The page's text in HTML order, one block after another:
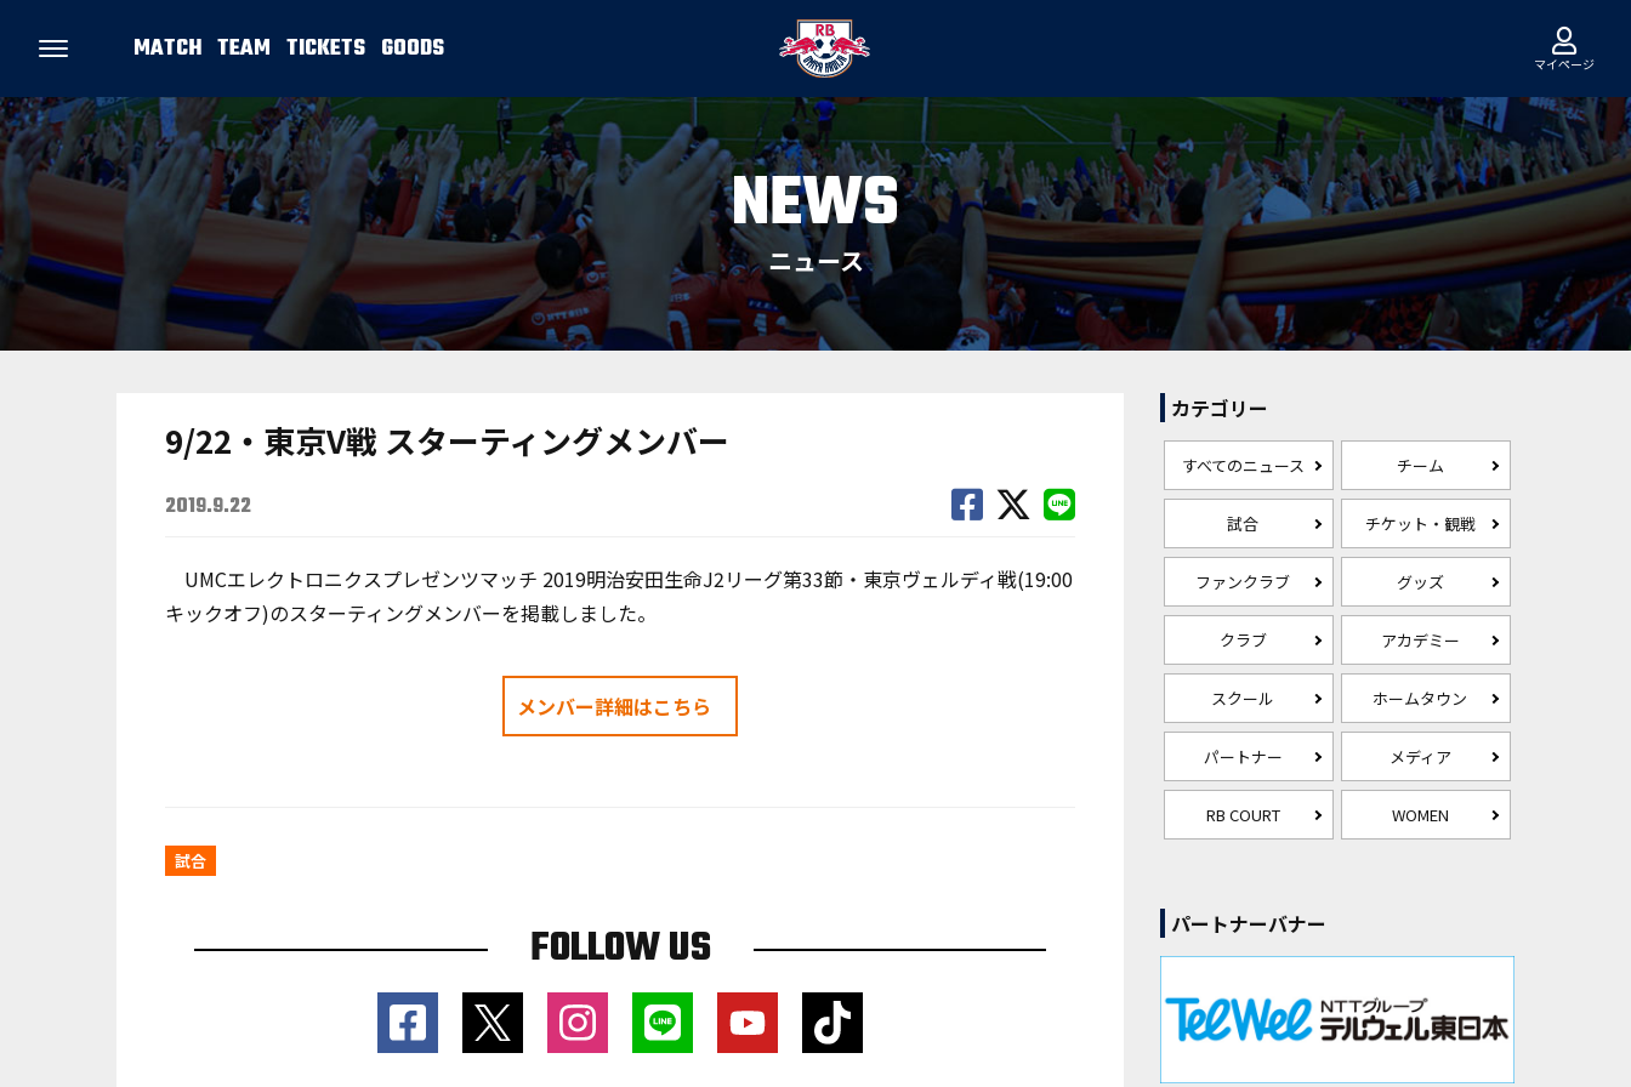
MATCH TEAM TICKETS GOODS マイページ
NEWS
ニュース
9/22・東京V戦 スターティングメンバー
2019.9.22
UMCエレクトロニクスプレゼンツマッチ 2019明治安田生命J2リーグ第33節・東京ヴェルディ戦(19:00
キックオフ)のスターティングメンバーを掲載しました。
メンバー詳細はこちら
試合
FOLLOW US
カテゴリー
すべてのニュース チーム
試合 チケット・観戦
ファンクラブ グッズ
クラブ アカデミー
スクール ホームタウン
パートナー メディア
RB COURT WOMEN
パートナーバナー